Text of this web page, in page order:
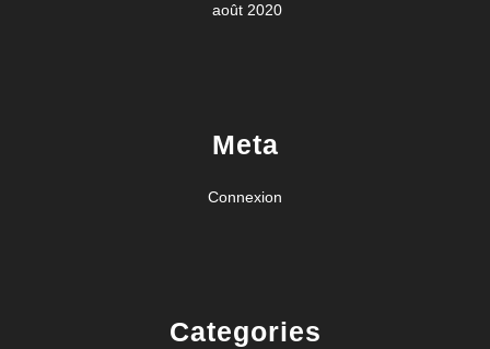
août 2020
Meta
Connexion
Categories